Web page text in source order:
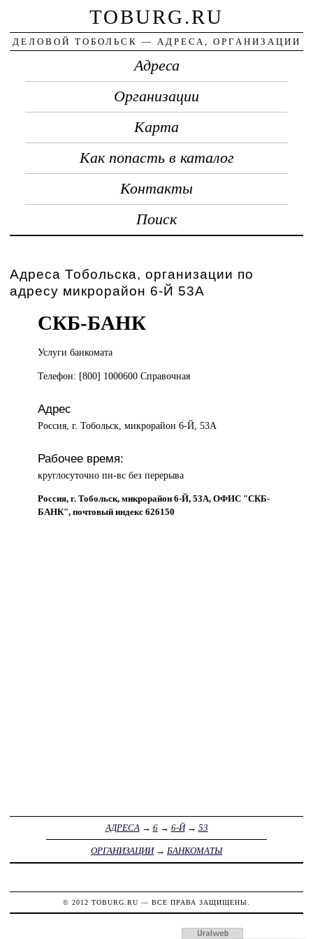
TOBURG.RU
ДЕЛОВОЙ ТОБОЛЬСК — АДРЕСА, ОРГАНИЗАЦИИ
Адреса
Организации
Карта
Как попасть в каталог
Контакты
Поиск
Адреса Тобольска, организации по
адресу микрорайон 6-Й 53А
СКБ-БАНК
Услуги банкомата
Телефон: [800] 1000600 Справочная
Адрес
Россия, г. Тобольск, микрорайон 6-Й, 53А
Рабочее время:
круглосуточно пн-вс без перерыва
Россия, г. Тобольск, микрорайон 6-Й, 53А, ОФИС "СКБ-
БАНК", почтовый индекс 626150
АДРЕСА→ 6→ 6-Й→ 53
ОРГАНИЗАЦИИ→ БАНКОМАТЫ
© 2012 TOBURG.RU — ВСЕ ПРАВА ЗАЩИЩЕНЫ.